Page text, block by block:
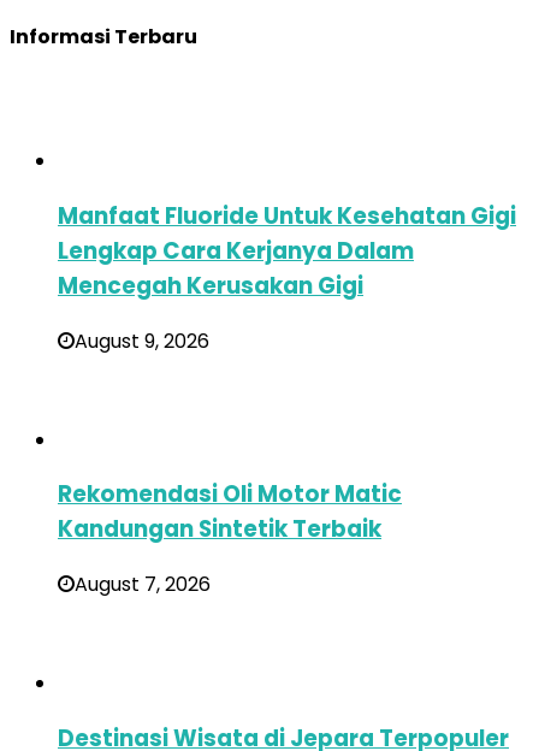
Informasi Terbaru
Manfaat Fluoride Untuk Kesehatan Gigi
Lengkap Cara Kerjanya Dalam
Mencegah Kerusakan Gigi
August 9, 2026
Rekomendasi Oli Motor Matic
Kandungan Sintetik Terbaik
August 7, 2026
Destinasi Wisata di Jepara Terpopuler